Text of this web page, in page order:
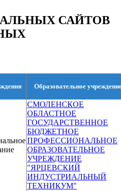
САЙТОВ
Образовательное
СМОЛЕНСКОЕ
ОБЛАСТНОЕ
ГОСУДАРСТВЕННОЕ
БЮДЖЕТНОЕ
ПРОФЕССИОНАЛЬНОЕ
ОБРАЗОВАТЕЛЬНОЕ
УЧРЕЖДЕНИЕ
"ЯРЦЕВСКИЙ
ИНДУСТРИАЛЬНЫЙ
ТЕХНИКУМ"